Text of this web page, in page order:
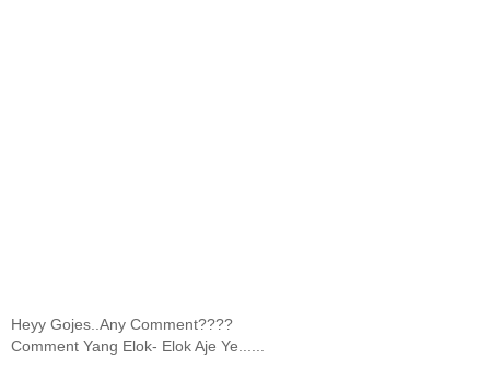
Heyy Gojes..Any Comment????
Comment Yang Elok- Elok Aje Ye......